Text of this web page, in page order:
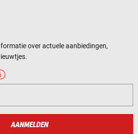
over actuele aanbiedingen,
AANMELDEN